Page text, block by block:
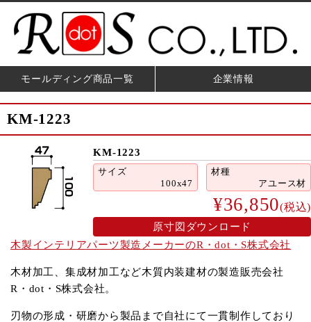
モールディング商品一覧 企業情報
KM-1223
KM-1223
サイズ
100x47
材種
アユース材
¥36,850(税込)
原寸図ダウンロード
木製インテリアパーツ製造メーカーのR・dot・S株式会社
木材加工、集成材加工など木質内装建材の製造販売会社
R・dot・S株式会社。
刃物の形成・研磨から製品まで自社にて一貫制作しており